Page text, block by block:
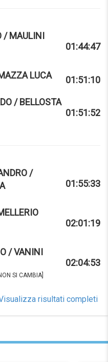
/ MAULINI
01:44:47
LUCA 01:51:10
/ BELLOSTA
01:51:52
/
01:55:33
02:01:19
/ VANINI
SI CAMBIA]
02:04:53
risultati completi